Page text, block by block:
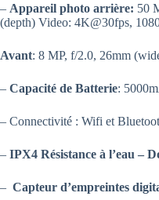
– Appareil photo arrière: 50
(depth) Video: 4K@30fps,
Avant: 8 MP, f/2.0, 26mm
– Capacité de Batterie:
– Connectivité : Wifi et
– IPX4 Résistance à l’eau –
– Capteur d’empreintes